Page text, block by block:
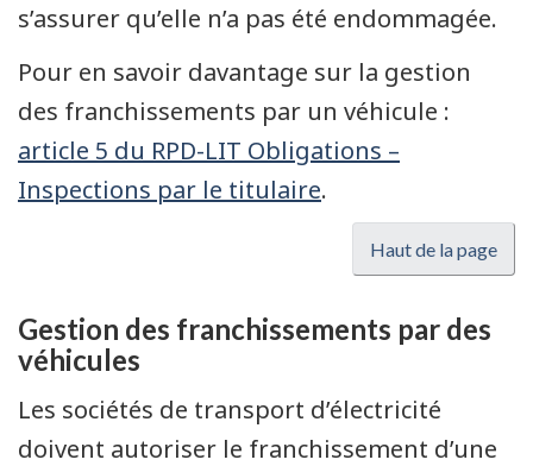
s’assurer qu’elle n’a pas été endommagée.
Pour en savoir davantage sur la gestion
des franchissements par un véhicule :
article 5 du RPD-LIT Obligations –
Inspections par le titulaire.
Haut de la page
Gestion des franchissements par des
véhicules
Les sociétés de transport d’électricité
doivent autoriser le franchissement d’une